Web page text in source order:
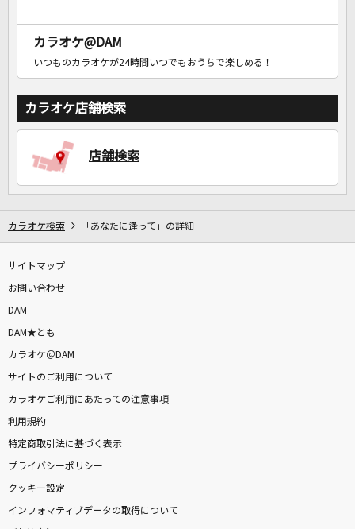
カラオケ@DAM
いつものカラオケが24時間いつでもおうちで楽しめる！
カラオケ店舗検索
店舗検索
カラオケ検索 「あなたに逢って」の詳細
サイトマップ
お問い合わせ
DAM
DAM★とも
カラオケ＠DAM
サイトのご利用について
カラオケご利用にあたっての注意事項
利用規約
特定商取引法に基づく表示
プライバシーポリシー
クッキー設定
インフォマティブデータの取得について